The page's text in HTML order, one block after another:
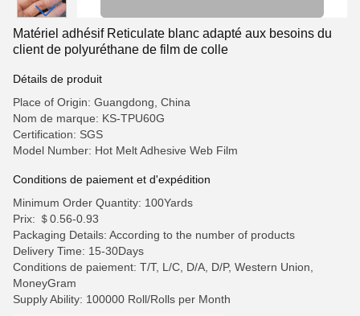
Matériel adhésif Reticulate blanc adapté aux besoins du
client de polyuréthane de film de colle
Détails de produit
Place of Origin: Guangdong, China
Nom de marque: KS-TPU60G
Certification: SGS
Model Number: Hot Melt Adhesive Web Film
Conditions de paiement et d'expédition
Minimum Order Quantity: 100Yards
Prix: ＄0.56-0.93
Packaging Details: According to the number of products
Delivery Time: 15-30Days
Conditions de paiement: T/T, L/C, D/A, D/P, Western Union,
MoneyGram
Supply Ability: 100000 Roll/Rolls per Month